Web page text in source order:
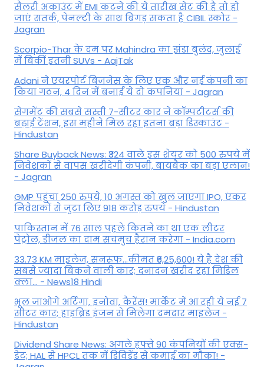
सैलरी अकाउंट में EMI कटने की ये तारीख सेट की है तो हो
जाएं सतर्क, पेनल्टी के साथ बिगड़ सकता है CIBIL स्कोर -
Jagran
Scorpio-Thar के दम पर Mahindra का झंडा बुलंद, जुलाई
में बिकीं इतनी SUVs - AajTak
Adani ने एयरपोर्ट बिजनेस के लिए एक और नई कंपनी का
किया गठन, 4 दिन में बनाई ये दो कंपनियां - Jagran
सेगमेंट की सबसे सस्ती 7-सीटर कार ने कॉम्पटीटर्स की
बढ़ाई टेंशन, इस महीने मिल रहा इतना बड़ा डिस्काउंट -
Hindustan
Share Buyback News: ₹324 वाले इस शेयर को 500 रुपये में
निवेशकों से वापस खरीदेगी कंपनी, बायबैक का बड़ा एलान!
- Jagran
GMP पहुंचा 250 रुपये, 10 अगस्त को खुल जाएगा IPO, एंकर
निवेशकों से जुटा लिए 918 करोड़ रुपये - Hindustan
पाकिस्तान में 76 साल पहले कितने का था एक लीटर
पेट्रोल, डीजल का दाम सचमुच हैरान करेगा - India.com
33.73 KM माइलेज, सनरूफ...कीमत ₹6,25,600! ये है देश की
सबसे ज्यादा बिकने वाली कार; दनादन खरीद रहा मिडिल
क्ला... - News18 Hindi
भूल जाओगे अर्टिगा, इनोवा, कैरेंस! मार्केट में आ रही ये नई 7
सीटर कार; हाइब्रिड इंजन से मिलेगा दमदार माइलेज -
Hindustan
Dividend Share News: अगले हफ्ते 90 कंपनियों की एक्स-
डेट; HAL से HPCL तक में डिविडेंड से कमाई का मौका! -